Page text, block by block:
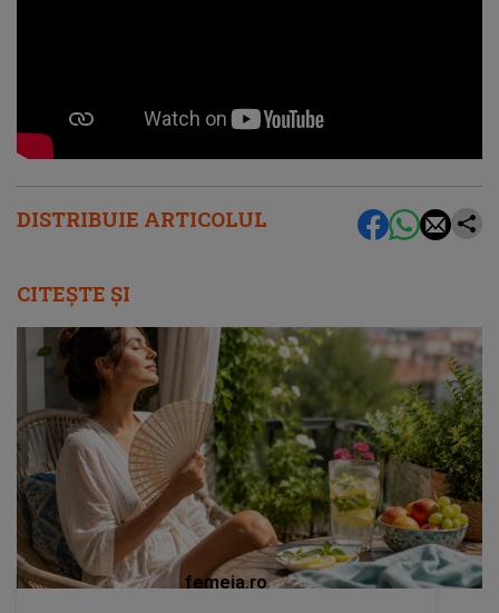
DISTRIBUIE ARTICOLUL
CITEȘTE ȘI
femeia.ro